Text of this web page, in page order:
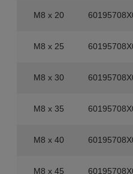
M8 x 20
M8 x 25
M8 x 30
M8 x 35
M8 x 40
M8 x 45